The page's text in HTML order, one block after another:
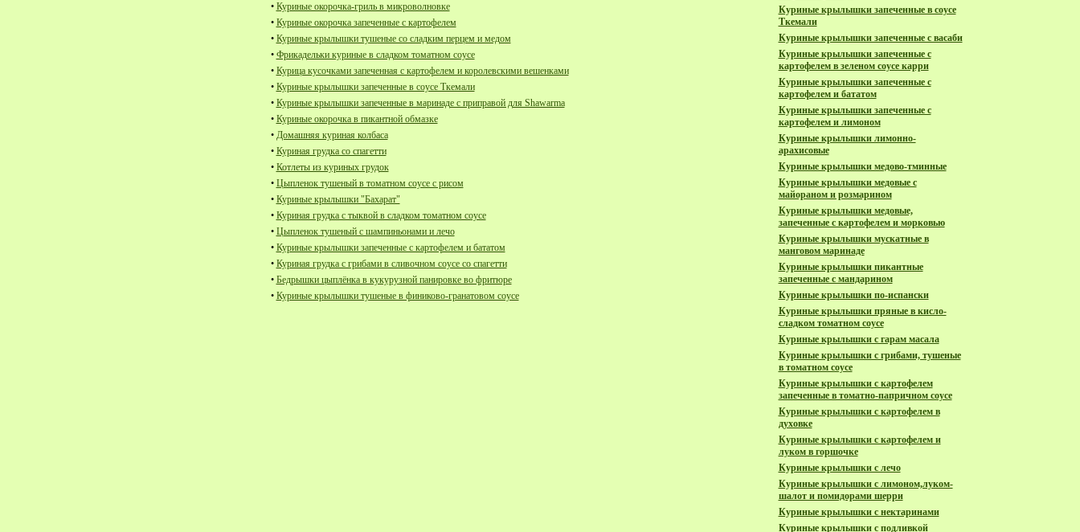
• Куриные окорочка-гриль в микроволновке
• Куриные окорочка запеченные с картофелем
• Куриные крылышки тушеные со сладким перцем и медом
• Фрикадельки куриные в сладком томатном соусе
• Курица кусочками запеченная с картофелем и королевскими вешенками
• Куриные крылышки запеченные в соусе Ткемали
• Куриные крылышки запеченные в маринаде с приправой для Shawarma
• Куриные окорочка в пикантной обмазке
• Домашняя куриная колбаса
• Куриная грудка со спагетти
• Котлеты из куриных грудок
• Цыпленок тушеный в томатном соусе с рисом
• Куриные крылышки "Бахарат"
• Куриная грудка с тыквой в сладком томатном соусе
• Цыпленок тушеный с шампиньонами и лечо
• Куриные крылышки запеченные с картофелем и бататом
• Куриная грудка с грибами в сливочном соусе со спагетти
• Бедрышки цыплёнка в кукурузной панировке во фритюре
• Куриные крылышки тушеные в финиково-гранатовом соусе
Куриные крылышки запеченные в соусе
Ткемали
Куриные крылышки запеченные с васаби
Куриные крылышки запеченные с
картофелем в зеленом соусе карри
Куриные крылышки запеченные с
картофелем и бататом
Куриные крылышки запеченные с
картофелем и лимоном
Куриные крылышки лимонно-
арахисовые
Куриные крылышки медово-тминные
Куриные крылышки медовые с
майораном и розмарином
Куриные крылышки медовые,
запеченные с картофелем и морковью
Куриные крылышки мускатные в
манговом маринаде
Куриные крылышки пикантные
запеченные с мандарином
Куриные крылышки по-испански
Куриные крылышки пряные в кисло-
сладком томатном соусе
Куриные крылышки с гарам масала
Куриные крылышки с грибами, тушеные
в томатном соусе
Куриные крылышки с картофелем
запеченные в томатно-папричном соусе
Куриные крылышки с картофелем в
духовке
Куриные крылышки с картофелем и
луком в горшочке
Куриные крылышки с лечо
Куриные крылышки с лимоном,луком-
шалот и помидорами шерри
Куриные крылышки с нектаринами
Куриные крылышки с подливкой